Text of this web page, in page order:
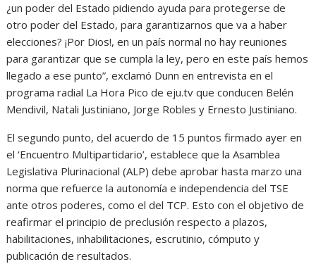
¿un poder del Estado pidiendo ayuda para protegerse de
otro poder del Estado, para garantizarnos que va a haber
elecciones? ¡Por Dios!, en un país normal no hay reuniones
para garantizar que se cumpla la ley, pero en este país hemos
llegado a ese punto”, exclamó Dunn en entrevista en el
programa radial La Hora Pico de eju.tv que conducen Belén
Mendivil, Natali Justiniano, Jorge Robles y Ernesto Justiniano.
El segundo punto, del acuerdo de 15 puntos firmado ayer en
el ‘Encuentro Multipartidario’, establece que la Asamblea
Legislativa Plurinacional (ALP) debe aprobar hasta marzo una
norma que refuerce la autonomía e independencia del TSE
ante otros poderes, como el del TCP. Esto con el objetivo de
reafirmar el principio de preclusión respecto a plazos,
habilitaciones, inhabilitaciones, escrutinio, cómputo y
publicación de resultados.